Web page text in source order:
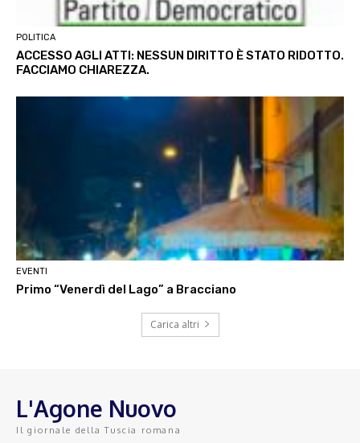
POLITICA
ACCESSO AGLI ATTI: NESSUN DIRITTO È STATO RIDOTTO.
FACCIAMO CHIAREZZA.
EVENTI
Primo “Venerdì del Lago” a Bracciano
Carica altri
L'Agone Nuovo
Il giornale della Tuscia romana